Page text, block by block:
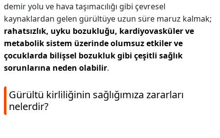
demir yolu ve hava taşımacılığı gibi çevresel
kaynaklardan gelen gürültüye uzun süre maruz kalmak;
rahatsızlık, uyku bozukluğu, kardiyovasküler ve
metabolik sistem üzerinde olumsuz etkiler ve
çocuklarda bilişsel bozukluk gibi çeşitli sağlık
sorunlarına neden olabilir.
Gürültü kirliliğinin sağlığımıza zararları
nelerdir?